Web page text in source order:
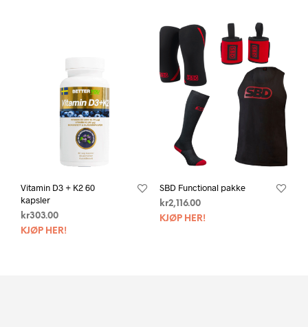
Vitamin D3 + K2 60
kapsler
kr303.00
KJØP HER!
SBD Functional pakke
kr2,116.00
KJØP HER!